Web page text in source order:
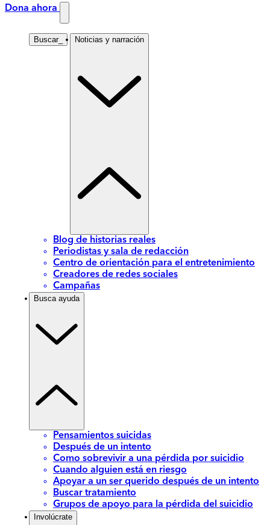
Dona ahora
Buscar_ Noticias y narración
Blog de historias reales
Periodistas y sala de redacción
Centro de orientación para el entretenimiento
Creadores de redes sociales
Campañas
Busca ayuda
Pensamientos suicidas
Después de un intento
Como sobrevivir a una pérdida por suicidio
Cuando alguien está en riesgo
Apoyar a un ser querido después de un intento
Buscar tratamiento
Grupos de apoyo para la pérdida del suicidio
Involúcrate